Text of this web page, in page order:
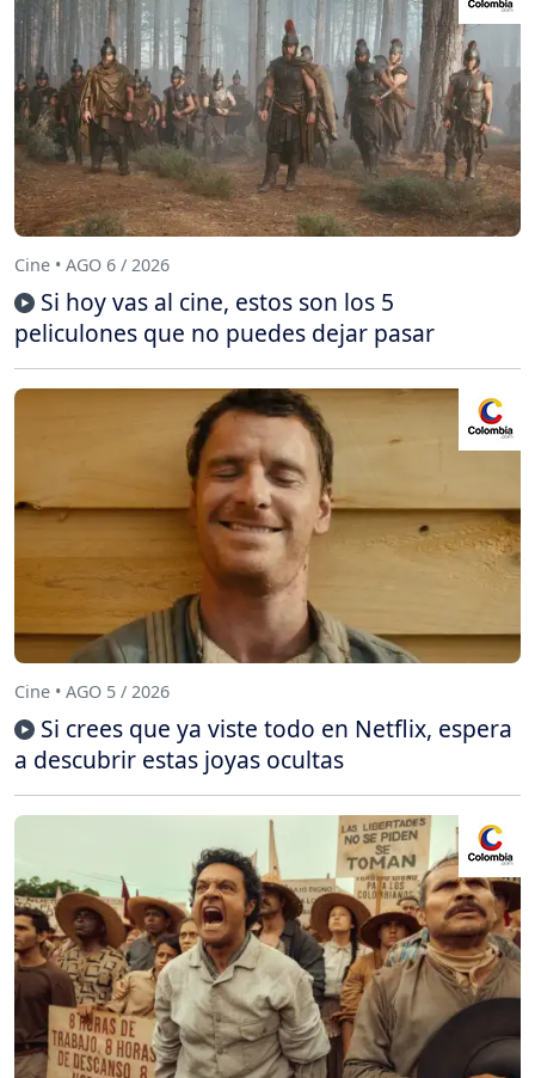
Cine • AGO 6 / 2026
Si hoy vas al cine, estos son los 5
peliculones que no puedes dejar pasar
Cine • AGO 5 / 2026
Si crees que ya viste todo en Netflix, espera
a descubrir estas joyas ocultas